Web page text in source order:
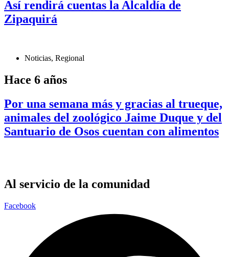
Así rendirá cuentas la Alcaldía de
Zipaquirá
Noticias, Regional
Hace 6 años
Por una semana más y gracias al trueque,
animales del zoológico Jaime Duque y del
Santuario de Osos cuentan con alimentos
Al servicio de la comunidad
Facebook